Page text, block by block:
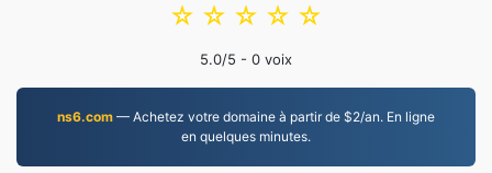
☆
☆
☆
☆
☆
5.0/5 - 0 voix
ns6.com — Achetez votre domaine à partir de $2/an. En ligne
en quelques minutes.